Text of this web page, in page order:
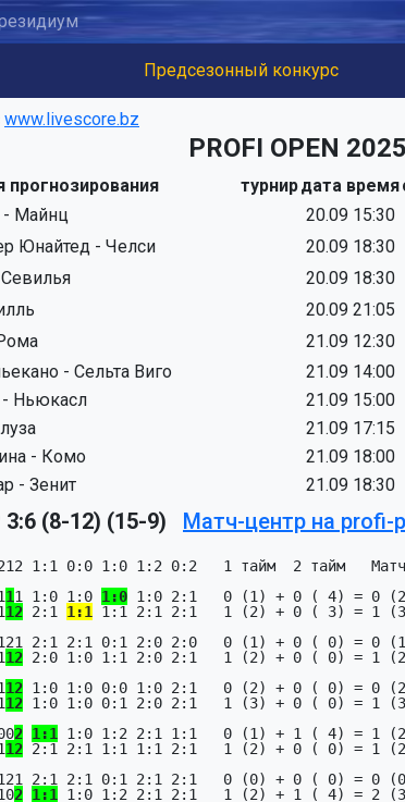
Предсезонный конкурс
www.livescore.bz
PROFI OPEN
прогнозирования турнирдата время
- Майнц 20.09 15:30
Юнайтед - Челси 20.09 18:30
20.09 18:30
20.09 21:05
21.09 12:30
- Сельта Виго 21.09 14:00
Ньюкасл 21.09 15:00
21.09 17:15
- Комо 21.09 18:00
- Зенит 21.09 18:30
(8-12) (15-9) Матч-центр на profi-
1:1 0:0 1:0 1:2 0:2   1 тайм  2 тайм   Матч
11 1:0 1:0 1:0 1:0 2:1   0 (1) + 0 ( 4) = 0
12 2:1 1:1
1:1 2:1 2:1   1 (2) + 0 ( 3) = 1
2:1 2:1 0:1 2:0 2:0   0 (1) + 0 ( 0) = 0
12 2:0 1:0 1:1 2:0 2:1   1 (2) + 0 ( 0) = 1
12 1:0 1:0 0:0 1:0 2:1   0 (2) + 0 ( 0) = 0
12 1:0 1:0 0:1 2:0 2:1   1 (3) + 0 ( 0) = 1
2 1:1
1:0 1:2 2:1 1:1   0 (1) + 1 ( 4) = 1
12 2:1 2:1 1:1 1:1 2:1   1 (2) + 0 ( 0) = 1
2:1 2:1 0:1 2:1 2:1   0 (0) + 0 ( 0) = 0
2 1:1
1:0 1:2 2:1 2:1   1 (2) + 1 ( 4) = 2